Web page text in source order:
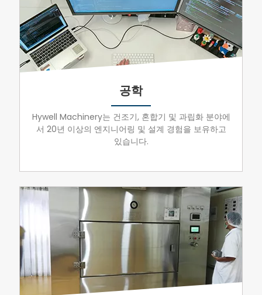
공학
Hywell Machinery는 건조기, 혼합기 및 과립화 분야에
서 20년 이상의 엔지니어링 및 설계 경험을 보유하고
있습니다.